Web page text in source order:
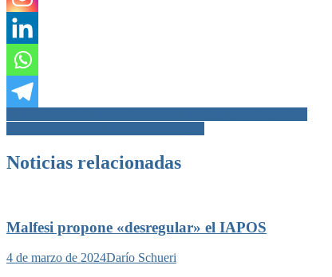
Navegación
de
entradas
Noticias relacionadas
Malfesi propone «desregular» el IAPOS
4 de marzo de 2024Darío Schueri